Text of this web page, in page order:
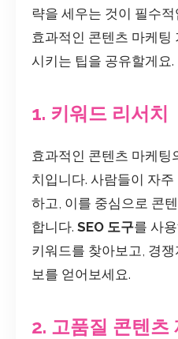
략을 세우는 것이 필수
효과적인 콘텐츠 마케팅
시키는 팁을 공유할게요.
1. 키워드 리서치
효과적인 콘텐츠 마케팅
치입니다. 사람들이 자
하고, 이를 중심으로 콘
합니다. SEO 도구를 사
키워드를 찾아보고, 경
보를 얻어보세요.
2. 고품질 콘텐츠